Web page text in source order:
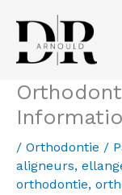
contenu
/ Orthodontie /
aligneurs,
orthodontie,